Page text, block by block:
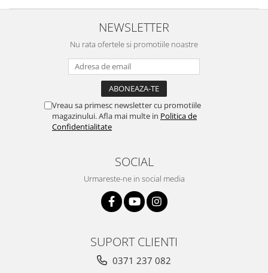
NEWSLETTER
Nu rata ofertele si promotiile noastre
Vreau sa primesc newsletter cu promotiile
magazinului. Afla mai multe in Politica de
Confidentialitate
SOCIAL
Urmareste-ne in social media
SUPORT CLIENTI
0371 237 082